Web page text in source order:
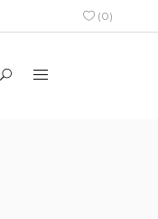
(0)